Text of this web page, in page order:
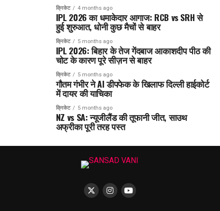
क्रिकेट 4 months ago
IPL 2026 का धमाकेदार आगाज: RCB vs SRH से
हुई शुरुआत, धोनी कुछ मैचों से बाहर
क्रिकेट 5 months ago
IPL 2026: बिहार के तेज गेंदबाज आकाशदीप पीठ की
चोट के कारण पूरे सीज़न से बाहर
क्रिकेट 5 months ago
गौतम गंभीर ने AI डीपफेक के खिलाफ दिल्ली हाईकोर्ट
में दायर की याचिका
क्रिकेट 5 months ago
NZ vs SA: न्यूजीलैंड की तूफानी जीत, साउथ
अफ्रीका पूरी तरह पस्त